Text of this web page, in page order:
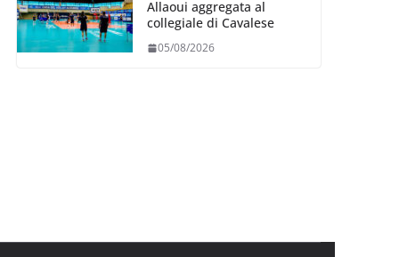
Allaoui aggregata al
collegiale di Cavalese
05/08/2026